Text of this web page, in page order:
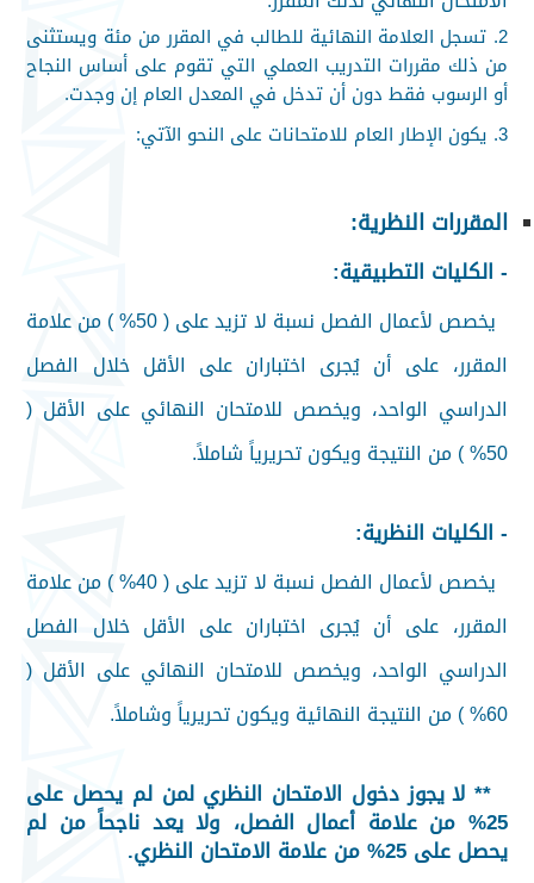
2. تسجل العلامة النهائية للطالب في المقرر من مئة ويستثنى
من ذلك مقررات التدريب العملي التي تقوم على أساس النجاح
أو الرسوب فقط دون أن تدخل في المعدل العام إن وجدت.
3. يكون الإطار العام للامتحانات على النحو الآتي:
المقررات النظرية:
- الكليات التطبيقية:
يخصص لأعمال الفصل نسبة لا تزيد على ( 50% ) من علامة
المقرر، على أن يُجرى اختباران على الأقل خلال الفصل
الدراسي الواحد، ويخصص للامتحان النهائي على الأقل (
50% ) من النتيجة ويكون تحريرياً شاملاً
.
- الكليات النظرية:
يخصص لأعمال الفصل نسبة لا تزيد على ( 40% ) من علامة
المقرر، على أن يُجرى اختباران على الأقل خلال الفصل
الدراسي الواحد، ويخصص للامتحان النهائي على الأقل (
60% ) من النتيجة النهائية ويكون تحريرياً وشاملاً
.
** لا يجوز دخول الامتحان النظري لمن لم يحصل على
25
% من علامة أعمال الفصل، ولا يعد ناجحاً من لم
يحصل على 25% من علامة الامتحان النظري .